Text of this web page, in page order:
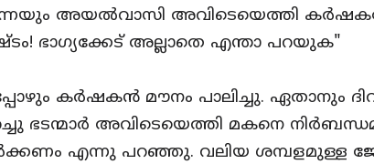
അയൽവാസി അവിടെയെത്തി
ഭാഗ്യക്കേട് അല്ലാതെ എന്താ പറയുക"
കർഷകൻ മൗനം പാലിച്ചു. ഏതാനും
ഭടന്മാർ അവിടെയെത്തി മകനെ
എന്നു പറഞ്ഞു. വലിയ ശമ്പളമുള്ള